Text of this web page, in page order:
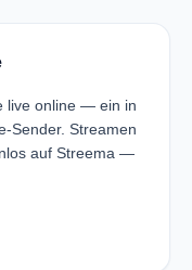
live online — ein in
Sender. Streamen
auf Streema —